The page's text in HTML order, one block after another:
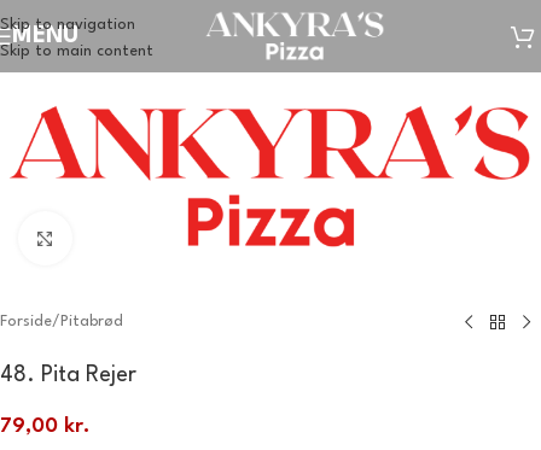
Skip to navigation
Skip to main content
MENU
Forside/ Pitabrød
48. Pita Rejer
79,00 kr.